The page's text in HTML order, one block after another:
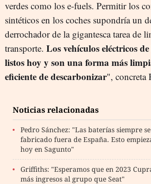
verdes como los e-fuels. Permitir los
sintéticos en los coches supondría un
derrochador de la gigantesca tarea de
transporte. Los vehículos eléctricos
listos hoy y son una forma más
eficiente de descarbonizar", concreta
Noticias relacionadas
Pedro Sánchez: "Las baterías siempre
fabricado fuera de España. Esto
hoy en Sagunto"
Griffiths: "Esperamos que en 2023
más ingresos al grupo que Seat"